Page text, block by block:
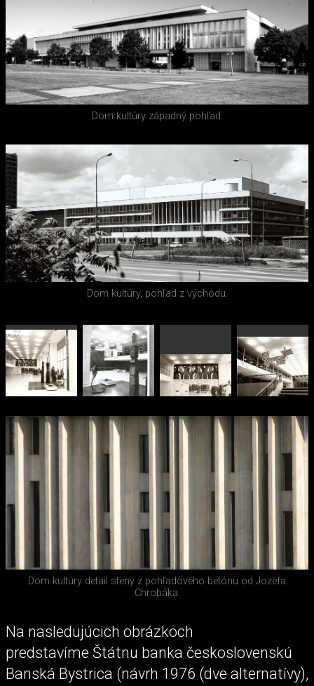
Dom kultúry západný pohľad.
Dom kultúry, pohľad z východu.
Dom kultúry detail steny z pohľadového betónu od Jozefa
Chrobáka.
Na nasledujúcich obrázkoch
predstavíme Štátnu banka československú
Banská Bystrica (návrh 1976 (dve alternatívy),